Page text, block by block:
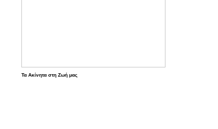
Τα Ακίνητα στη Ζωή μας